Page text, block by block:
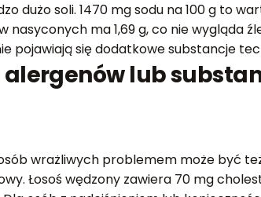
dużo soli. 1470 mg sodu na 100 g to
ma 1,69 g, co nie wygląda
pojawiają się dodatkowe substancje
lub
wrażliwych problemem może być
Łosoś wędzony zawiera 70 mg